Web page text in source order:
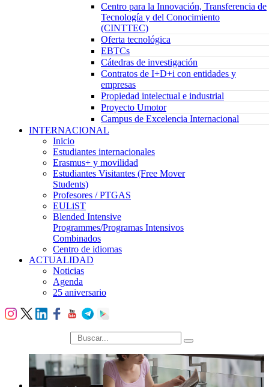
Centro para la Innovación, Transferencia de
Tecnología y del Conocimiento
(CINTTEC)
Oferta tecnológica
EBTCs
Cátedras de investigación
Contratos de I+D+i con entidades y
empresas
Propiedad intelectual e industrial
Proyecto Umotor
Campus de Excelencia Internacional
INTERNACIONAL
Inicio
Estudiantes internacionales
Erasmus+ y movilidad
Estudiantes Visitantes (Free Mover
Students)
Profesores / PTGAS
EULiST
Blended Intensive
Programmes/Programas Intensivos
Combinados
Centro de idiomas
ACTUALIDAD
Noticias
Agenda
25 aniversario
búsqueda